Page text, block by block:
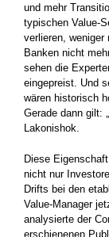
und mehr
typischen Value-
verlieren, weniger
Banken nicht
sehen die
eingepreist. Und
wären historisch
Gerade dann gilt:
Lakonishok.
Diese
nicht nur
Drifts bei den
Value-Manager
analysierte der
erschienenen